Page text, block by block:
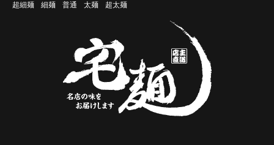
超細麺
細麺 普通 太麺 超太麺